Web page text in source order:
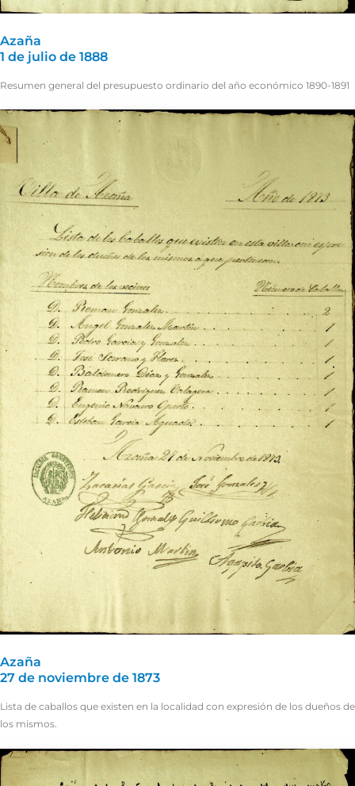
Azaña
1 de julio de 1888
Resumen general del presupuesto ordinario del año económico 1890-1891
Azaña
27 de noviembre de 1873
Lista de caballos que existen en la localidad con expresión de los dueños de
los mismos.